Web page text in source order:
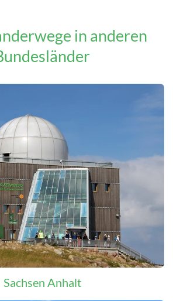
in anderen
Sachsen Anhalt